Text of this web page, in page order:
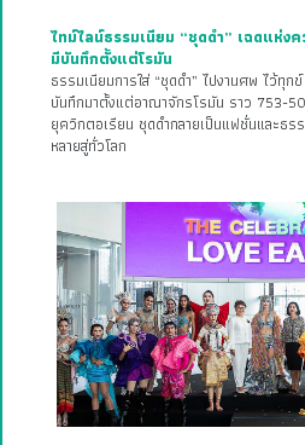
ไทม์ไลน์ธรรมเนียม “ชุดดำ” เฉดแห่ง
มีบันทึกตั้งแต่โรมัน
ธรรมเนียมการใส่ “ชุดดำ” ไปงานศพ ไว้ทุก
บันทึกมาตั้งแต่อาณาจักรโรมัน ราว 753-
ยุควิกตอเรียน ชุดดำกลายเป็นแฟชั่นและธร
หลายสู่ทั่วโลก